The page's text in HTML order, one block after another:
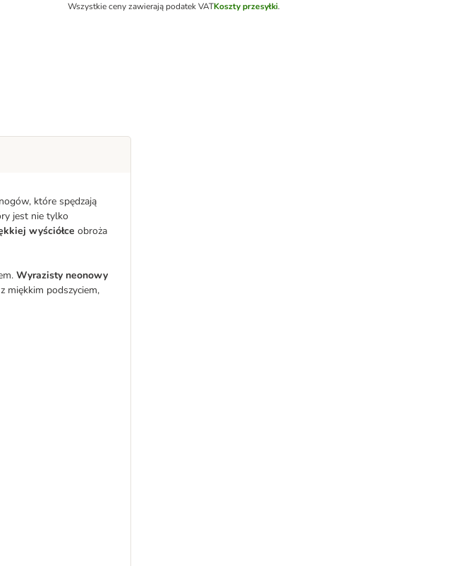
Wszystkie ceny zawierają podatek VATKoszty przesyłki.
które spędzają
jest nie tylko
wyściółce obroża
Wyrazisty neonowy
miękkim podszyciem,